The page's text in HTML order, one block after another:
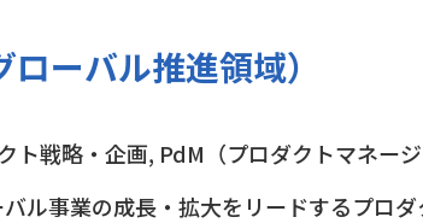
ーバル推進領域）
ト戦略・企画, PdM（プロダクトマネー
ル事業の成長・拡大をリードするプロダ